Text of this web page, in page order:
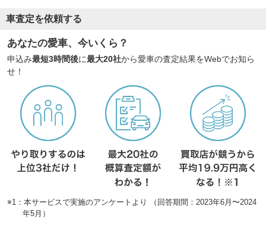
車査定を依頼する
あなたの愛車、今いくら？
申込み最短3時間後に最大20社から愛車の査定結果をWebでお知ら
せ！
※1：本サービスで実施のアンケートより （回答期間：2023年6月〜2024
年5月）